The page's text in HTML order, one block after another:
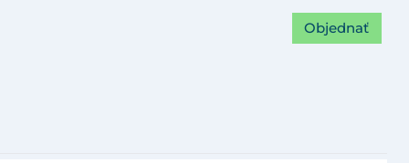
Objednať